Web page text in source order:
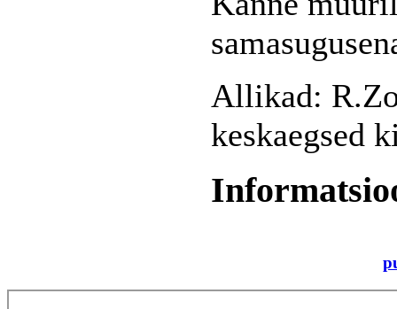
Allikad:
keskaegsed